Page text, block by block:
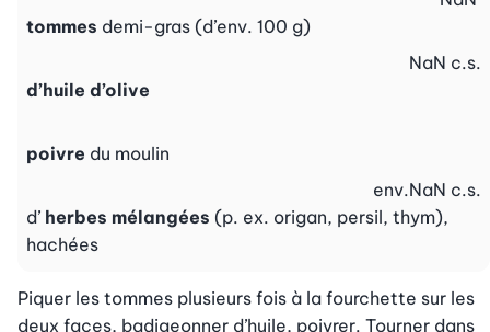
tommes demi-gras (d’env. 100 g)
d’huile d’olive
NaN c.s.
poivre du moulin
d’ herbes mélangées (p. ex. origan, persil, thym),
hachées
env.NaN c.s.
Piquer les tommes plusieurs fois à la fourchette sur les
deux faces, badigeonner d’huile, poivrer. Tourner dans